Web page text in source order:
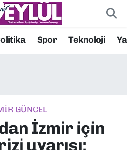
Spor Teknoloji
GÜNCEL
İzmir için
uyarısı:
ve Fikstür